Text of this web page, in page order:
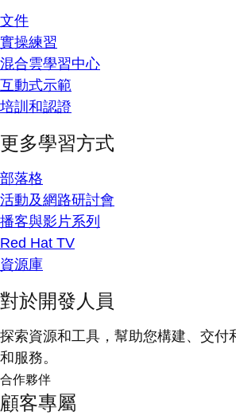
文件
實操練習
混合雲學習中心
互動式示範
培訓和認證
更多學習方式
部落格
活動及網路研討會
播客與影片系列
Red Hat TV
資源庫
對於開發人員
探索資源和工具，幫助您構建、交付
和服務。
合作夥伴
顧客專屬